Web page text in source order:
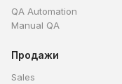
QA Automation
Manual QA
Продажи
Sales